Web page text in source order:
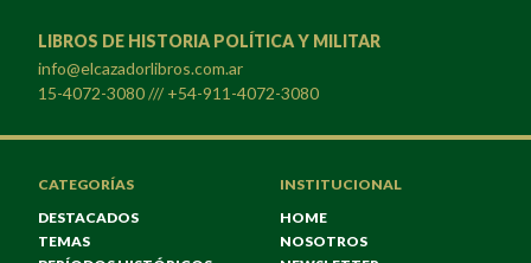
LIBROS DE HISTORIA POLÍTICA Y MILITAR
info@elcazadorlibros.com.ar
15-4072-3080 /// +54-911-4072-3080
CATEGORÍAS
DESTACADOS
TEMAS
INSTITUCIONAL
HOME
NOSOTROS